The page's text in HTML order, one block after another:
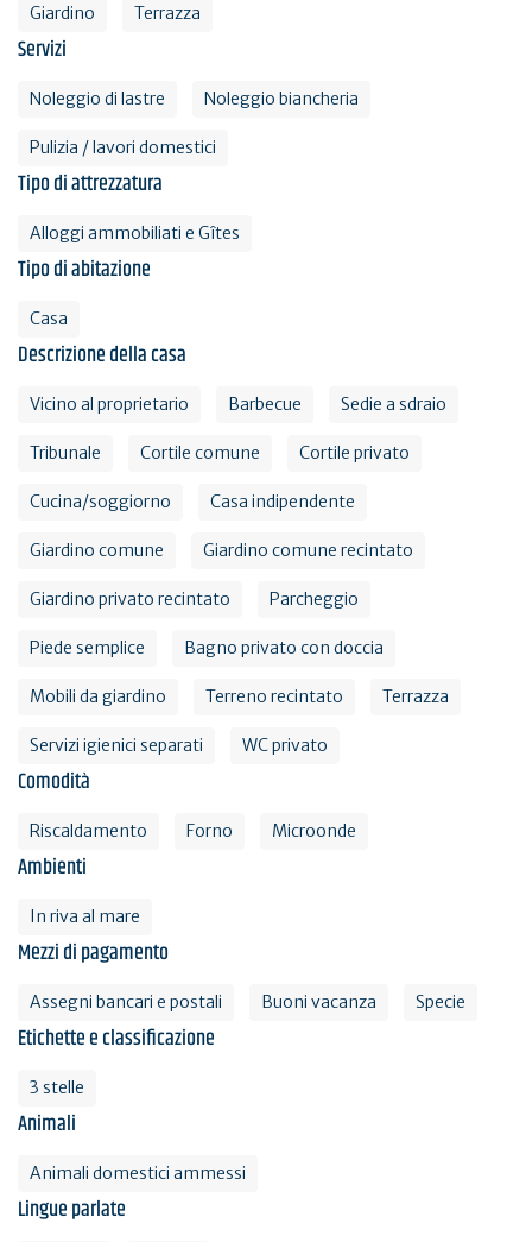
Giardino Terrazza
Servizi
Noleggio di lastre Noleggio biancheria
Pulizia / lavori domestici
Tipo di attrezzatura
Alloggi ammobiliati e Gîtes
Tipo di abitazione
Casa
Descrizione della casa
Vicino al proprietario Barbecue Sedie a sdraio
Tribunale Cortile comune Cortile privato
Cucina/soggiorno Casa indipendente
Giardino comune Giardino comune recintato
Giardino privato recintato Parcheggio
Piede semplice Bagno privato con doccia
Mobili da giardino Terreno recintato Terrazza
Servizi igienici separati WC privato
Comodità
Riscaldamento Forno Microonde
Ambienti
In riva al mare
Mezzi di pagamento
Assegni bancari e postali Buoni vacanza Specie
Etichette e classificazione
3 stelle
Animali
Animali domestici ammessi
Lingue parlate